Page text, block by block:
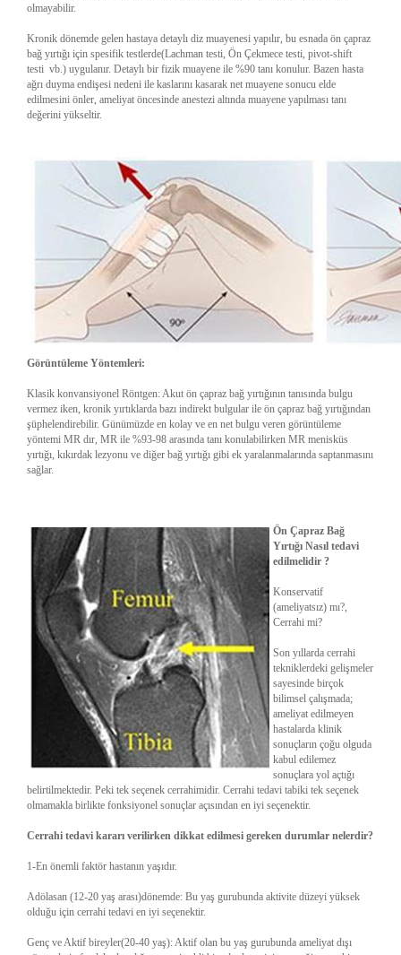
olmayabilir.
Kronik dönemde gelen hastaya detaylı diz muayenesi yapılır, bu esnada ön çapraz
bağ yırtığı için spesifik testlerde(Lachman testi, Ön Çekmece testi, pivot-shift
testi vb.) uygulanır. Detaylı bir fizik muayene ile %90 tanı konulur. Bazen hasta
ağrı duyma endişesi nedeni ile kaslarını kasarak net muayene sonucu elde
edilmesini önler, ameliyat öncesinde anestezi altında muayene yapılması tanı
değerini yükseltir.
Görüntüleme Yöntemleri:
Klasik konvansiyonel Röntgen: Akut ön çapraz bağ yırtığının tanısında bulgu
vermez iken, kronik yırtıklarda bazı indirekt bulgular ile ön çapraz bağ yırtığından
şüphelendirebilir. Günümüzde en kolay ve en net bulgu veren görüntüleme
yöntemi MR dır, MR ile %93-98 arasında tanı konulabilirken MR menisküs
yırtığı, kıkırdak lezyonu ve diğer bağ yırtığı gibi ek yaralanmalarında saptanmasını
sağlar.
Ön Çapraz Bağ
Yırtığı Nasıl tedavi
edilmelidir ?
Konservatif
(ameliyatsız) mı?,
Cerrahi mi?
Son yıllarda cerrahi
tekniklerdeki gelişmeler
sayesinde birçok
bilimsel çalışmada;
ameliyat edilmeyen
hastalarda klinik
sonuçların çoğu olguda
kabul edilemez
sonuçlara yol açtığı
belirtilmektedir. Peki tek seçenek cerrahimidir. Cerrahi tedavi tabiki tek seçenek
olmamakla birlikte fonksiyonel sonuçlar açısından en iyi seçenektir.
Cerrahi tedavi kararı verilirken dikkat edilmesi gereken durumlar nelerdir?
1-En önemli faktör hastanın yaşıdır.
Adölasan (12-20 yaş arası)dönemde: Bu yaş gurubunda aktivite düzeyi yüksek
olduğu için cerrahi tedavi en iyi seçenektir.
Genç ve Aktif bireyler(20-40 yaş): Aktif olan bu yaş gurubunda ameliyat dışı